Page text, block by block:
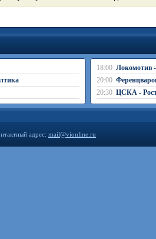
18:00 Локомотив
20:00
20:30 ЦСКА -
адрес: mail@vionline.ru